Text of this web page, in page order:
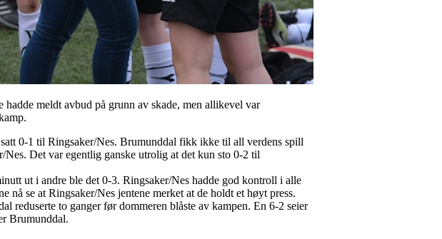
meldt avbud på grunn av skade, men allikevel var
0-1 til Ringsaker/Nes. Brumunddal fikk ikke til all verdens spill
Det var egentlig ganske utrolig at det kun sto 0-2 til
ut i andre ble det 0-3. Ringsaker/Nes hadde god kontroll i alle
se at Ringsaker/Nes jentene merket at de holdt et høyt press.
reduserte to ganger før dommeren blåste av kampen. En 6-2 seier
Brumunddal.